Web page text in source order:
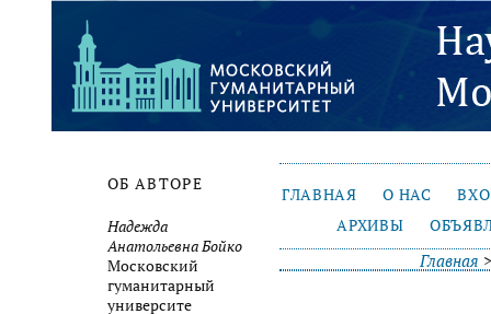
ОБ АВТОРЕ
Надежда
Анатольевна Бойко
Московский
гуманитарный
университе
ГЛАВНАЯ О НАС
АРХИВЫ
Главная